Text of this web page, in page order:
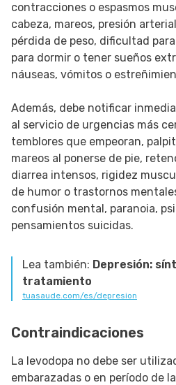
contracciones o espasmos
cabeza, mareos, presión
pérdida de peso, dificultad
para dormir o tener sueños
náuseas, vómitos o
Además, debe notificar
al servicio de urgencias más
temblores que empeoran,
mareos al ponerse de pie,
diarrea intensos, rigidez
de humor o trastornos
confusión mental, paranoia,
pensamientos suicidas.
Lea también: Depresión:
tratamiento
tuasaude.com/es/depresion
Contraindicaciones
La levodopa no debe ser
embarazadas o en período de